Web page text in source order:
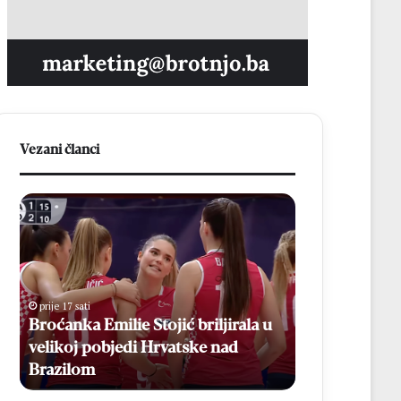
Vezani članci
Broćanka
Emilie
Stojić
briljirala
u
velikoj
pobjedi
Hrvatske
nad
Brazilom
prije 17 sati
Broćanka Emilie Stojić briljirala u
velikoj pobjedi Hrvatske nad
Brazilom
Veliki
u
MNK
Brotnjo:
Zvonimir
Ćavar